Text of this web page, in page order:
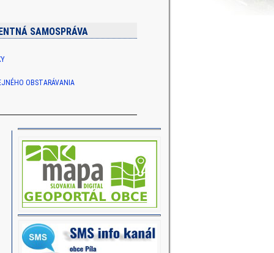
SAMOSPRÁVA
OBSTARÁVANIA